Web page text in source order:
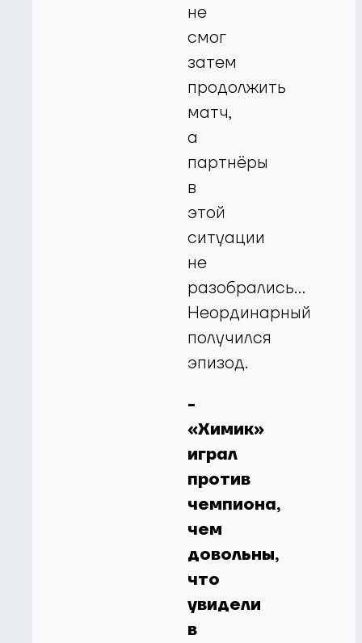
не
смог
затем
продолжить
матч,
а
партнёры
в
этой
ситуации
не
разобрались…
Неординарный
получился
эпизод.
-
«Химик»
играл
против
чемпиона,
чем
довольны,
что
увидели
в